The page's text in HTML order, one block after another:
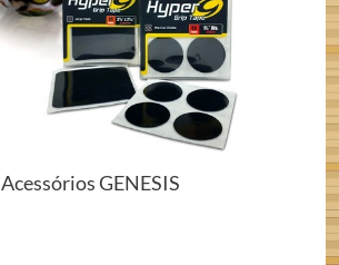
Acessórios GENESIS